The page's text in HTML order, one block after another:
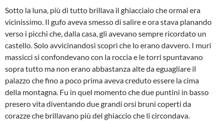
Sotto la luna, più di tutto brillava il ghiacciaio che ormai era
vicinissimo. Il gufo aveva smesso di salire e ora stava planando
verso i picchi che, dalla casa, gli avevano sempre ricordato un
castello. Solo avvicinandosi scoprì che lo erano davvero. I muri
massicci si confondevano con la roccia e le torri spuntavano
sopra tutto ma non erano abbastanza alte da eguagliare il
palazzo che fino a poco prima aveva creduto essere la cima
della montagna. Fu in quel momento che due puntini in basso
presero vita diventando due grandi orsi bruni coperti da
corazze che brillavano più del ghiaccio che li circondava.